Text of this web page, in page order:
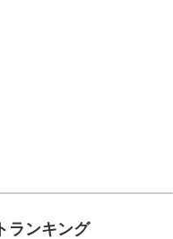
ランキング